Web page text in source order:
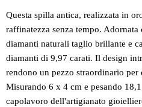
Questa spilla antica, realizzata in
raffinatezza senza tempo.
diamanti naturali taglio brillante e
diamanti di 9,97 carati. Il design
rendono un pezzo straordinario per
Misurando 6 x 4 cm e pesando
capolavoro dell'artigianato